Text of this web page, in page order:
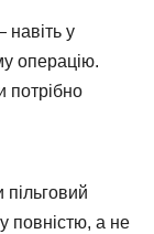
навіть у
операцію.
потрібно
пільговий
повністю, а не